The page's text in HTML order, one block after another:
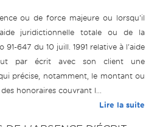
ou de force majeure ou lorsqu'il
juridictionnelle totale ou de la
647 du 10 juill. 1991 relative à l'aide
par écrit avec son client une
précise, notamment, le montant ou
honoraires couvrant l...
Lire la suite